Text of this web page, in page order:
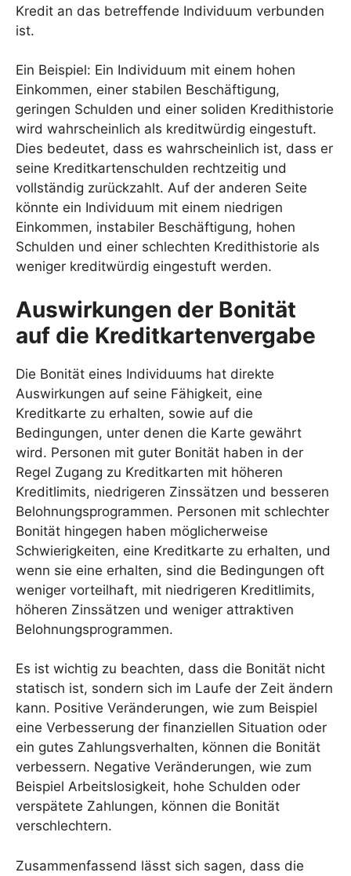
Kredit an das betreffende Individuum verbunden
ist.
Ein Beispiel: Ein Individuum mit einem hohen
Einkommen, einer stabilen Beschäftigung,
geringen Schulden und einer soliden Kredithistorie
wird wahrscheinlich als kreditwürdig eingestuft.
Dies bedeutet, dass es wahrscheinlich ist, dass er
seine Kreditkartenschulden rechtzeitig und
vollständig zurückzahlt. Auf der anderen Seite
könnte ein Individuum mit einem niedrigen
Einkommen, instabiler Beschäftigung, hohen
Schulden und einer schlechten Kredithistorie als
weniger kreditwürdig eingestuft werden.
Auswirkungen der Bonität
auf die Kreditkartenvergabe
Die Bonität eines Individuums hat direkte
Auswirkungen auf seine Fähigkeit, eine
Kreditkarte zu erhalten, sowie auf die
Bedingungen, unter denen die Karte gewährt
wird. Personen mit guter Bonität haben in der
Regel Zugang zu Kreditkarten mit höheren
Kreditlimits, niedrigeren Zinssätzen und besseren
Belohnungsprogrammen. Personen mit schlechter
Bonität hingegen haben möglicherweise
Schwierigkeiten, eine Kreditkarte zu erhalten, und
wenn sie eine erhalten, sind die Bedingungen oft
weniger vorteilhaft, mit niedrigeren Kreditlimits,
höheren Zinssätzen und weniger attraktiven
Belohnungsprogrammen.
Es ist wichtig zu beachten, dass die Bonität nicht
statisch ist, sondern sich im Laufe der Zeit ändern
kann. Positive Veränderungen, wie zum Beispiel
eine Verbesserung der finanziellen Situation oder
ein gutes Zahlungsverhalten, können die Bonität
verbessern. Negative Veränderungen, wie zum
Beispiel Arbeitslosigkeit, hohe Schulden oder
verspätete Zahlungen, können die Bonität
verschlechtern.
Zusammenfassend lässt sich sagen, dass die